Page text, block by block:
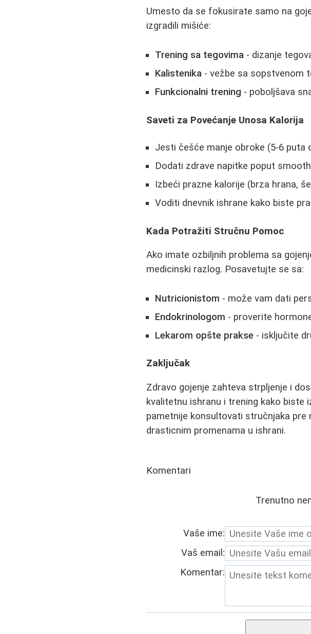
Umesto da se fokusirate samo na
izgradili mišiće:
Trening sa tegovima - dizanje
Kalistenika - vežbe sa sopstvenom
Funkcionalni trening - poboljšava
Saveti za Povećanje Unosa Kalorija
Jesti češće manje obroke (5-6 puta
Dodati zdrave napitke poput
Izbeći prazne kalorije (brza hrana,
Voditi dnevnik ishrane kako biste
Kada Potražiti Stručnu Pomoc
Ako imate ozbiljnih problema sa
medicinski razlog. Posavetujte se sa:
Nutricionistom - može vam dati
Endokrinologom - proverite
Lekarom opšte prakse - isključite
Zaključak
Zdravo gojenje zahteva strpljenje i
kvalitetnu ishranu i trening kako biste
pametnije konsultovati stručnjaka
drasticnim promenama u ishrani.
Komentari
Trenutno
Vaše ime:
Vaš email:
Komentar: